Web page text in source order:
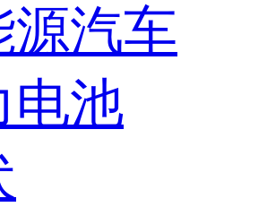
源汽车
电池